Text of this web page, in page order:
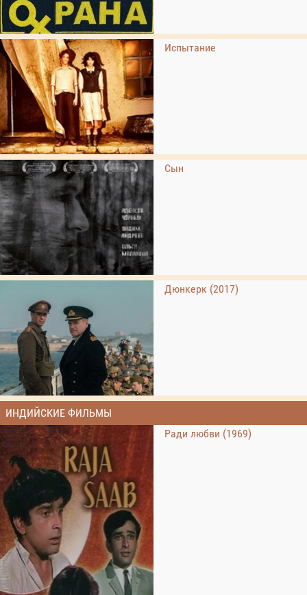
Испытание
Сын
Дюнкерк (2017)
ИНДИЙСКИЕ ФИЛЬМЫ
Ради любви (1969)